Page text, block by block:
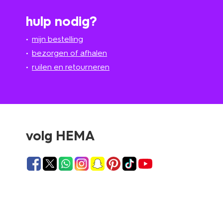
hulp nodig?
mijn bestelling
bezorgen of afhalen
ruilen en retourneren
volg HEMA